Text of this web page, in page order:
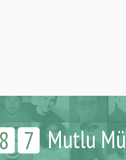
8 7 Mutlu